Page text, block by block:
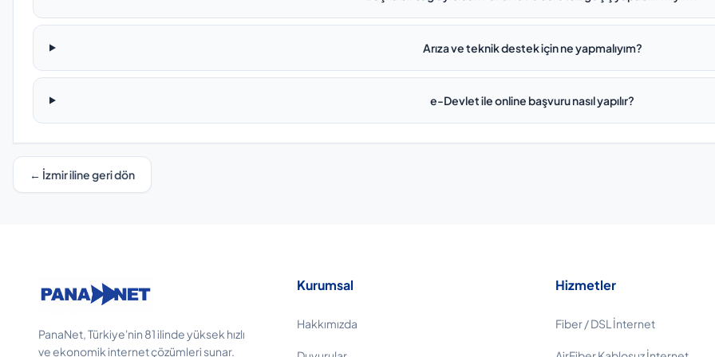
Arıza ve teknik destek için ne yapmalıyım?
e-Devlet ile online başvuru nasıl yapılır?
← İzmir iline geri dön
PanaNet, Türkiye'nin 81 ilinde yüksek hızlı
ve ekonomik internet çözümleri sunar.
Kurumsal
Hakkımızda
Hizmetler
Fiber / DSL İnternet